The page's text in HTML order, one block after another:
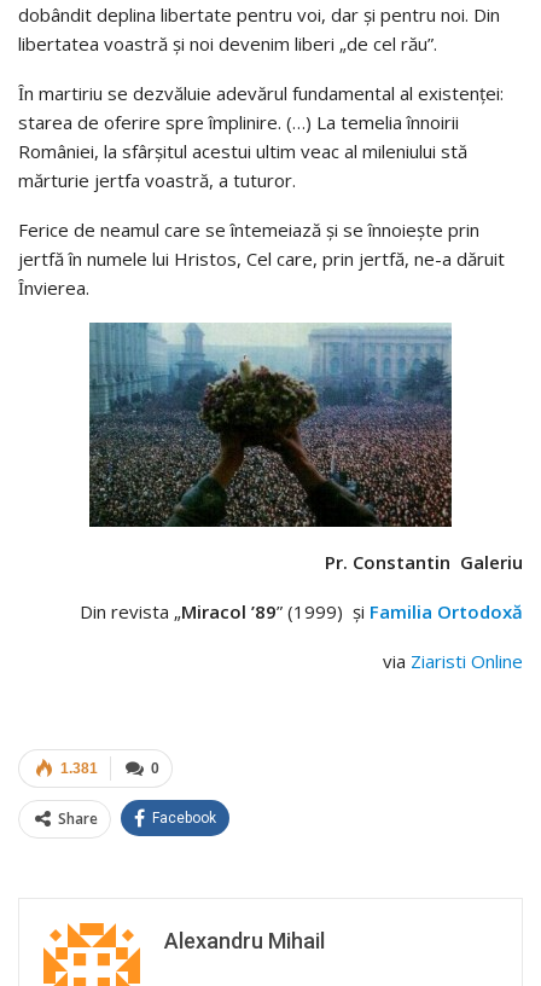
dobândit deplina libertate pentru voi, dar şi pentru noi. Din
libertatea voastră şi noi devenim liberi „de cel rău”.
Ȋn martiriu se dezvăluie adevărul fundamental al existenţei:
starea de oferire spre împlinire. (…) La temelia înnoirii
României, la sfârşitul acestui ultim veac al mileniului stă
mărturie jertfa voastră, a tuturor.
Ferice de neamul care se întemeiază şi se înnoieşte prin
jertfă în numele lui Hristos, Cel care, prin jertfă, ne-a dăruit
Ȋnvierea.
Pr. Constantin Galeriu
Din revista „Miracol ’89” (1999) şi Familia Ortodoxă
via Ziaristi Online
0
1.381
Share Facebook
Alexandru Mihail